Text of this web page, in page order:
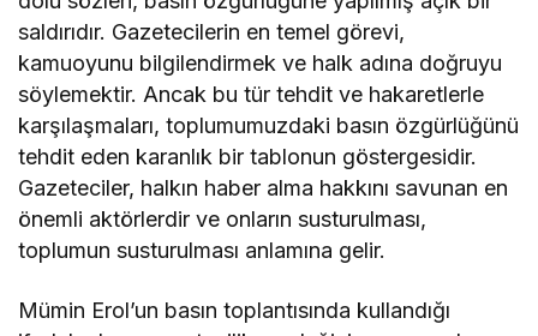
saldırıdır. Gazetecilerin en temel görevi,
kamuoyunu bilgilendirmek ve halk adına doğruyu
söylemektir. Ancak bu tür tehdit ve hakaretlerle
karşılaşmaları, toplumumuzdaki basın özgürlüğünü
tehdit eden karanlık bir tablonun göstergesidir.
Gazeteciler, halkın haber alma hakkını savunan en
önemli aktörlerdir ve onların susturulması,
toplumun susturulması anlamına gelir.
Mümin Erol’un basın toplantısında kullandığı